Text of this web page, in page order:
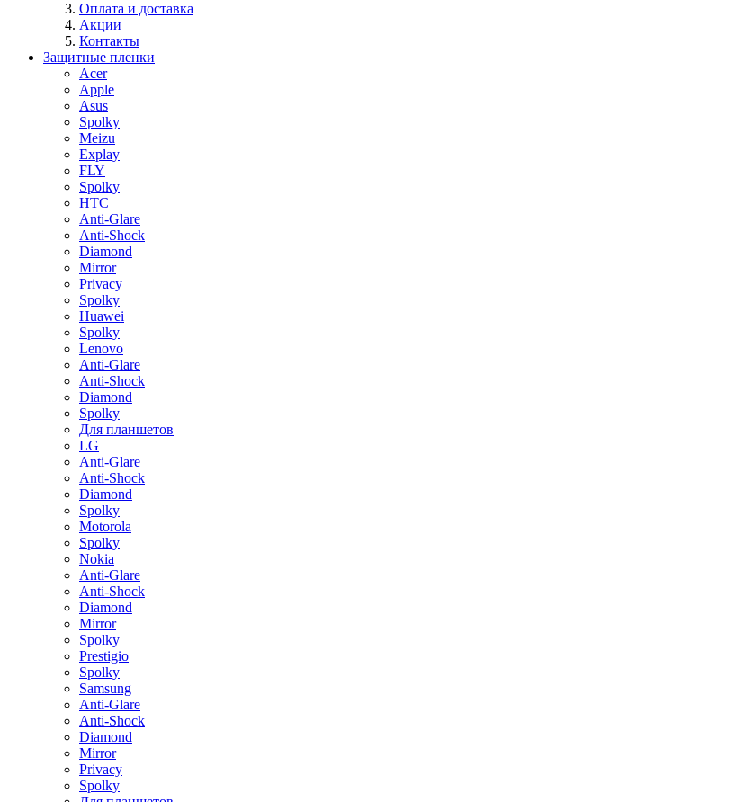
Оплата и доставка
Акции
Контакты
Защитные пленки
Acer
Apple
Asus
Spolky
Meizu
Explay
FLY
Spolky
HTC
Anti-Glare
Anti-Shock
Diamond
Mirror
Privacy
Spolky
Huawei
Spolky
Lenovo
Anti-Glare
Anti-Shock
Diamond
Spolky
Для планшетов
LG
Anti-Glare
Anti-Shock
Diamond
Spolky
Motorola
Spolky
Nokia
Anti-Glare
Anti-Shock
Diamond
Mirror
Spolky
Prestigio
Spolky
Samsung
Anti-Glare
Anti-Shock
Diamond
Mirror
Privacy
Spolky